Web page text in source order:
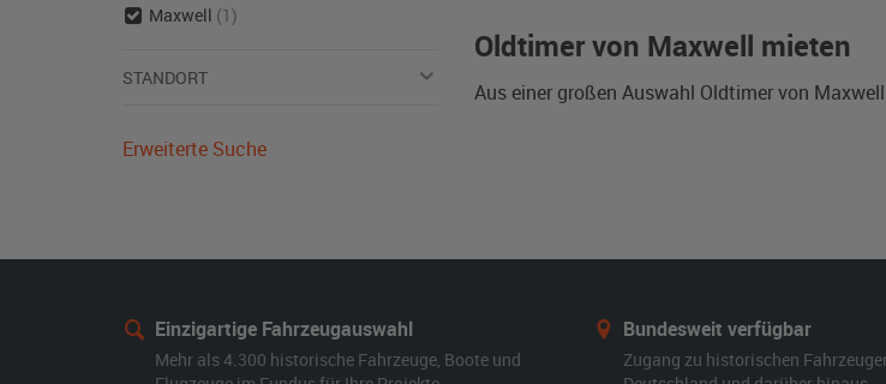
Oldtimer von Maxwell mieten
Aus einer großen Auswahl Oldtimer von
Maxwell (1)
STANDORT
Erweiterte Suche
Einzigartige Fahrzeugauswahl
Mehr als 4.300 historische Fahrzeuge, Boote und
Bundesweit verfügbar
Zugang zu historischen